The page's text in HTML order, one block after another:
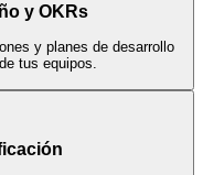
y OKRs
y planes de desarrollo
tus equipos.